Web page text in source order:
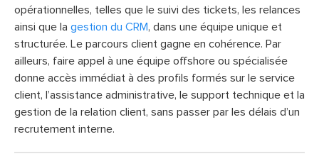
opérationnelles, telles que le suivi des tickets, les relances
ainsi que la gestion du CRM, dans une équipe unique et
structurée. Le parcours client gagne en cohérence. Par
ailleurs, faire appel à une équipe offshore ou spécialisée
donne accès immédiat à des profils formés sur le service
client, l’assistance administrative, le support technique et la
gestion de la relation client, sans passer par les délais d’un
recrutement interne.